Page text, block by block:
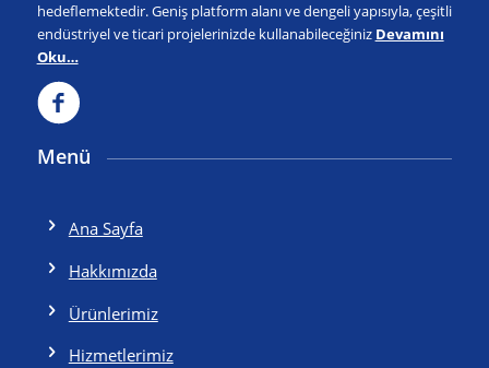
hedeflemektedir. Geniş platform alanı ve dengeli yapısıyla, çeşitli
endüstriyel ve ticari projelerinizde kullanabileceğiniz Devamını
Oku…
Menü
Ana Sayfa
Hakkımızda
Ürünlerimiz
Hizmetlerimiz